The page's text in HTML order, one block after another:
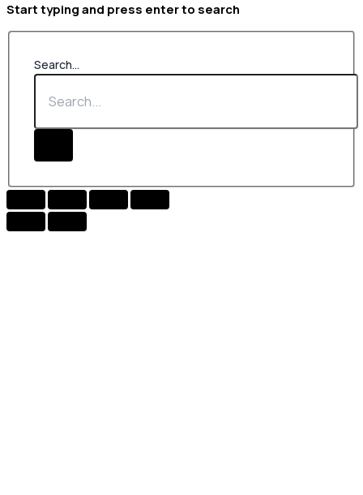
Start typing and press enter to search
Search...